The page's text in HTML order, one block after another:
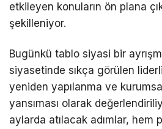
etkileyen konuların ön plana
şekilleniyor.
Bugünkü tablo siyasi bir
siyasetinde sıkça görülen
yeniden yapılanma ve
yansıması olarak
aylarda atılacak adımlar, hem